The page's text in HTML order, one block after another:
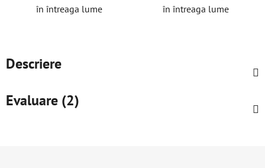
în întreaga lume în întreaga lume
Descriere
Evaluare (2)